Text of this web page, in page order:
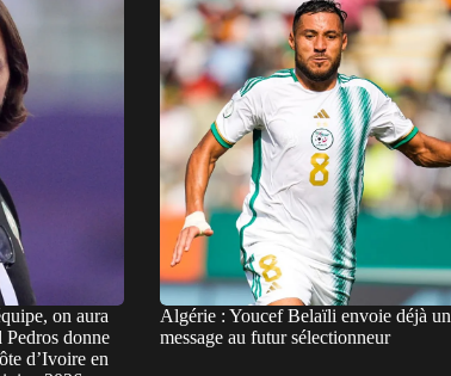
on aura
donne
d’Ivoire en
Algérie : Youcef Belaïli envoie déjà un
message au futur sélectionneur